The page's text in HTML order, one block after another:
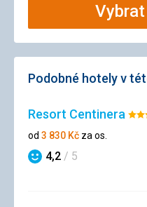
Podobné hotely v
Resort Centinera
od 3 830 Kč za os.
Hodnocení
4,2 / 5